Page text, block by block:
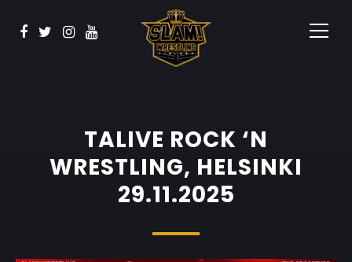
BOOK NOW Vaata
Sponsorid
TALIVE ROCK ‘N
WRESTLING, HELSINKI
29.11.2025